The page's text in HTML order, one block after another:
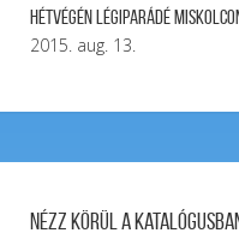
Hétvégén légiparádé
2015. aug. 13.
Nézz körül a